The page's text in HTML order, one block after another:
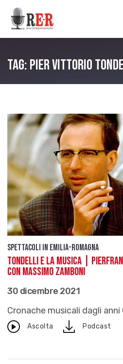
Salta al contenuto principale
Tag: Pier Vittorio
Spettacoli in Emilia-Romagna
Tondelli e la musica |
con Massimo Zamboni
30 dicembre 2021
Cronache musicali dagli
Ascolta downloadPodcast